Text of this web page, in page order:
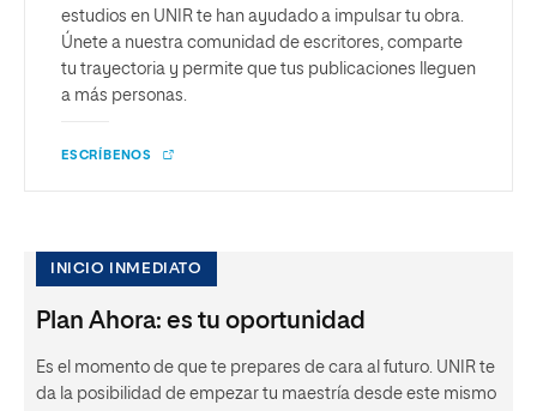
estudios en UNIR te han ayudado a impulsar tu obra.
Únete a nuestra comunidad de escritores, comparte
tu trayectoria y permite que tus publicaciones lleguen
a más personas.
ESCRÍBENOS
INICIO INMEDIATO
Plan Ahora: es tu oportunidad
Es el momento de que te prepares de cara al futuro. UNIR te
da la posibilidad de empezar tu maestría desde este mismo